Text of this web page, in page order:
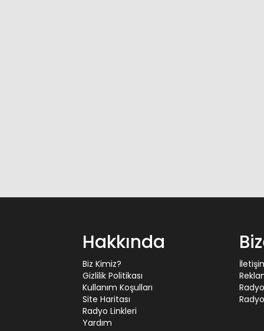
Hakkında
Biz Kimiz?
Gizlilik Politikası
Kullanım Koşulları
Site Haritası
Radyo Linkleri
Yardım